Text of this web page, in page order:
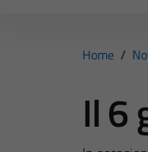
Home /
Il 6